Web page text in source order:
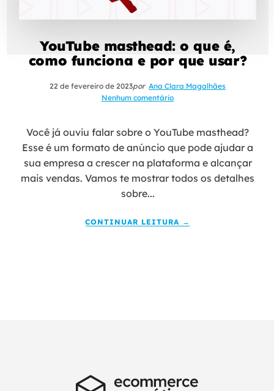
YouTube masthead: o que é,
como funciona e por que usar?
22 de fevereiro de 2023por Ana Clara Magalhães
Nenhum comentário
Você já ouviu falar sobre o YouTube masthead?
Esse é um formato de anúncio que pode ajudar a
sua empresa a crescer na plataforma e alcançar
mais vendas. Vamos te mostrar todos os detalhes
sobre...
CONTINUAR LEITURA →